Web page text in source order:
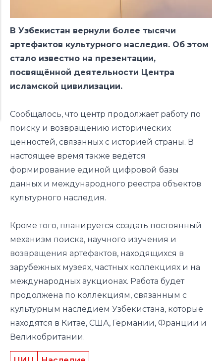
В Узбекистан вернули более тысячи
артефактов культурного наследия. Об этом
стало известно на презентации,
посвящённой деятельности Центра
исламской цивилизации.
Сообщалось, что центр продолжает работу по
поиску и возвращению исторических
ценностей, связанных с историей страны. В
настоящее время также ведётся
формирование единой цифровой базы
данных и международного реестра объектов
культурного наследия.
Кроме того, планируется создать постоянный
механизм поиска, научного изучения и
возвращения артефактов, находящихся в
зарубежных музеях, частных коллекциях и на
международных аукционах. Работа будет
продолжена по коллекциям, связанным с
культурным наследием Узбекистана, которые
находятся в Китае, США, Германии, Франции и
Великобритании.